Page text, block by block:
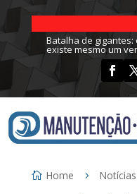
Batalha de gigantes:
existe mesmo um
Home
Notícias